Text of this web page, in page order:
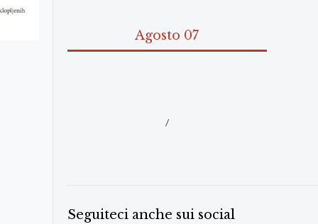
Agosto 07
/
Seguiteci anche sui social